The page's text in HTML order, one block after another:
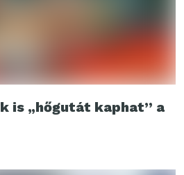
is „hőgutát kaphat” a